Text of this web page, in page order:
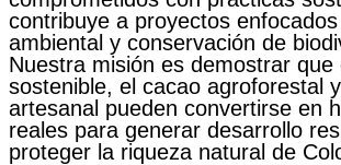
contribuye a proyectos
ambiental y conservación de
Nuestra misión es demostrar que
sostenible, el cacao agroforestal
artesanal pueden convertirse en
reales para generar desarrollo
proteger la riqueza natural de